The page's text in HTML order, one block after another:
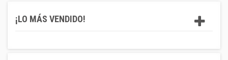
¡LO MÁS VENDIDO!